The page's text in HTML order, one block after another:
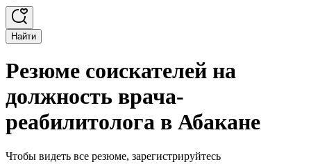
Найти
Резюме соискателей на
должность врача-
реабилитолога в Абакане
Чтобы видеть все резюме, зарегистрируйтесь